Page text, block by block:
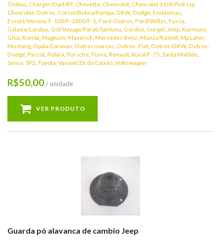
Ônibus, Charger/Dart/RT, Chevette, Chevrolet, Chevrolet 3100 Pick-Up,
Chevrolet-Outros, Corcel/Belina/Pampa, DKW, Dodge, Emblemas,
Escort/Verona, F-100/F-1000/F-1, Ford-Outros, Ford/Willys, Fusca,
Galaxie/Landau, Gol/Voyage/Parati/Santana, Gordini, Gurgel, Jeep, Karmann
Ghia, Kombi, Magnum, Maverick, Mercedes Benz, Monza/Kadett, Mp Lafer,
Mustang, Opala/Caravan, Outras marcas, Outros -Fiat, Outros-DKW, Outros-
Dodge, Passat, Polara, Porsche, Puma, Renault, Rural/F-75, Santa Matilde,
Simca, SP2, Toyota, Variant/Zé do Caixão, Volkswagen
R$50,00/ unidade
VER PRODUTO
Guarda pó alavanca de cambio Jeep